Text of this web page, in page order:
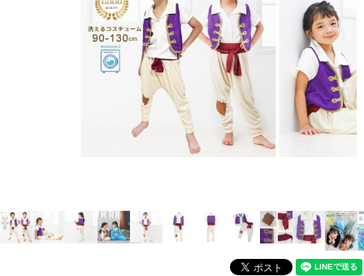
会社概要
お支払・送料
返品・交換
サイズの測り方
よくあるご質問
レビューを見る
マイページログイン
お問い合わせ